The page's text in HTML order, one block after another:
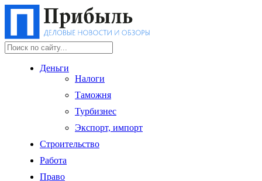
Деньги
Налоги
Таможня
Турбизнес
Экспорт, импорт
Строительство
Работа
Право